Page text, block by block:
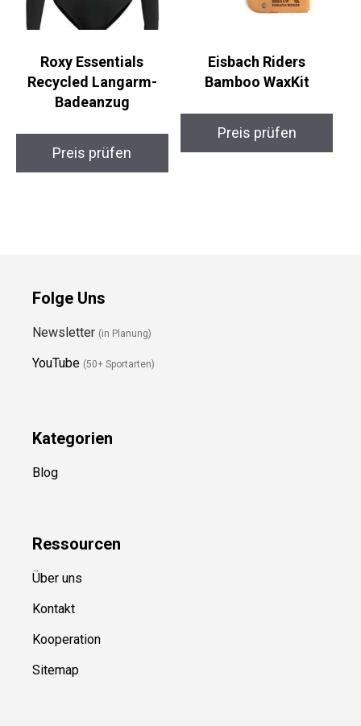
Roxy Essentials
Recycled Langarm-
Badeanzug
Preis prüfen
Eisbach Riders
Bamboo WaxKit
Preis prüfen
Folge Uns
Newsletter (in Planung)
YouTube (50+ Sportarten)
Kategorien
Blog
Ressourcen
Über uns
Kontakt
Kooperation
Sitemap